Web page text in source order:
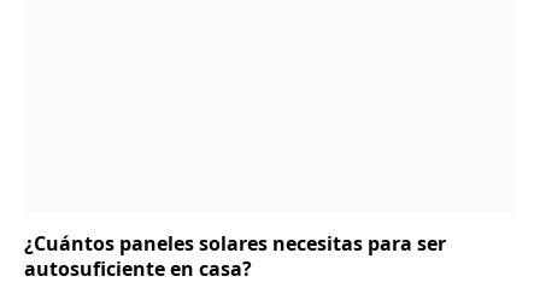
¿Cuántos paneles solares necesitas para ser
autosuficiente en casa?